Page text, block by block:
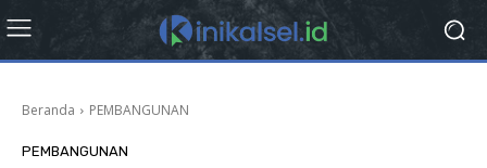
Beranda PEMBANGUNAN
PEMBANGUNAN